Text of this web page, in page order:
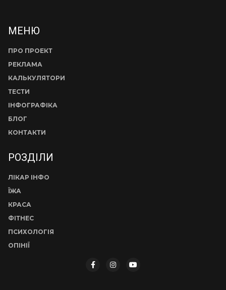
МЕНЮ
ПРО ПРОЕКТ
РЕКЛАМА
КАЛЬКУЛЯТОРИ
ТЕСТИ
ІНФОГРАФІКА
БЛОГ
КОНТАКТИ
РОЗДІЛИ
ЛІКАР ІНФО
ЇЖА
КРАСА
ФІТНЕС
ПСИХОЛОГІЯ
ОПІНІЇ